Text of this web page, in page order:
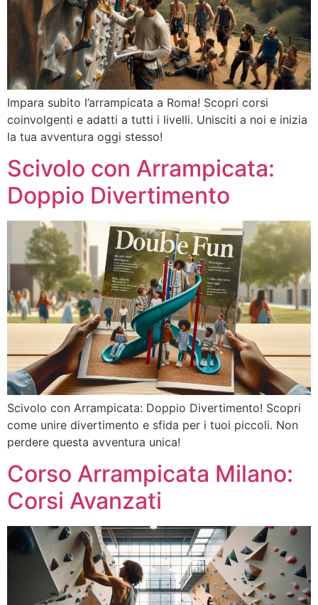
Impara subito l’arrampicata a Roma! Scopri corsi
coinvolgenti e adatti a tutti i livelli. Unisciti a noi e inizia
la tua avventura oggi stesso!
Scivolo con Arrampicata:
Doppio Divertimento
Scivolo con Arrampicata: Doppio Divertimento! Scopri
come unire divertimento e sfida per i tuoi piccoli. Non
perdere questa avventura unica!
Corso Arrampicata Milano:
Corsi Avanzati